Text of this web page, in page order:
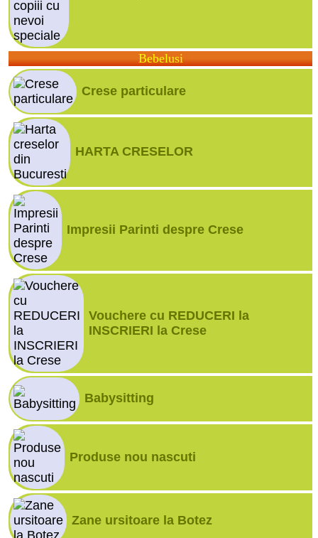
Bebelusi
Crese particulare
HARTA CRESELOR
Impresii Parinti despre Crese
Vouchere cu REDUCERI la
INSCRIERI la Crese
Babysitting
Produse nou nascuti
Zane ursitoare la Botez